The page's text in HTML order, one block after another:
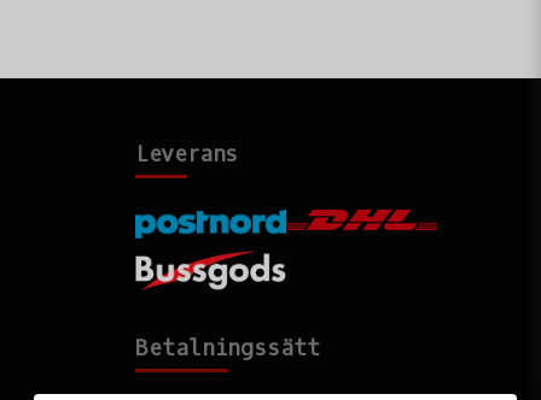
Leverans
Betalningssätt